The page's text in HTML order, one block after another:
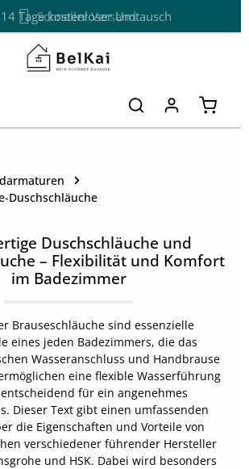
Schneller Versand
14 Tage kostenloser Umtausch
Duschschläuche
Duschschläuche und
– Flexibilität und Komfort
im Badezimmer
Brauseschläuche sind essenzielle
eines jeden Badezimmers, die das
Wasseranschluss und Handbrause
eine flexible Wasserführung
für ein angenehmes
Dieser Text gibt einen umfassenden
die Eigenschaften und Vorteile von
verschiedener führender Hersteller
und HSK. Dabei wird besonders